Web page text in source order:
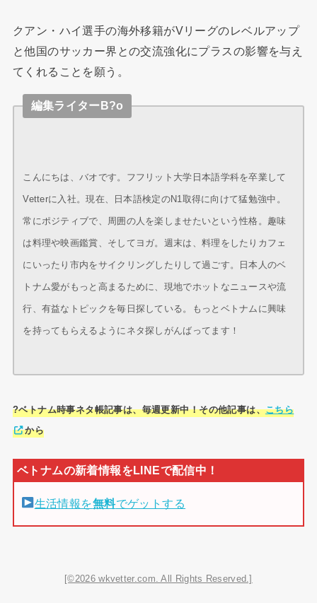
クアン・ハイ選手の海外移籍がVリーグのレベルアップ
と他国のサッカー界との交流強化にプラスの影響を与え
てくれることを願う。
編集ライターB?o
こんにちは、バオです。フフリット大学日本語学科を卒業して
Vetterに入社。現在、日本語検定のN1取得に向けて猛勉強中。
常にポジティブで、周囲の人を楽しませたいという性格。趣味
は料理や映画鑑賞、そしてヨガ。週末は、料理をしたりカフェ
にいったり市内をサイクリングしたりして過ごす。日本人のベ
トナム愛がもっと高まるために、現地でホットなニュースや流
行、有益なトピックを毎日探している。もっとベトナムに興味
を持ってもらえるようにネタ探しがんばってます！
?ベトナム時事ネタ帳記事は、毎週更新中！その他記事は、こちら
から
生活情報を無料でゲットする
[©2026 wkvetter.com. All Rights Reserved.]